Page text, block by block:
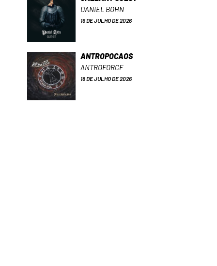
DANIEL BOHN
16 DE JULHO DE 2026
ANTROPOCAOS
ANTROFORCE
18 DE JULHO DE 2026